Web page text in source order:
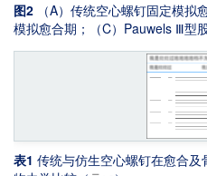
图2
（A）传统空心螺钉固定模
模拟愈合期；（C）Pauwels Ⅲ型
拟；（D）Pauwels Ⅲ型股骨颈骨
（E）骨折愈合期应变测量区域。
表1 传统与仿生空心螺钉在愈合